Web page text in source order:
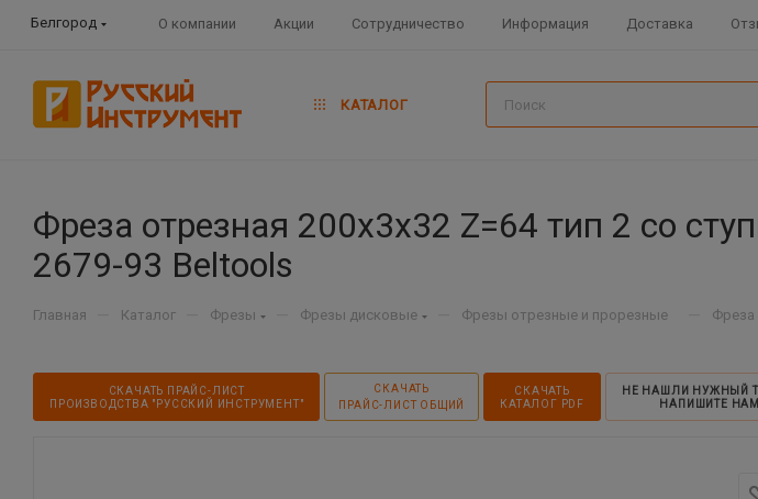
Белгород О компании Акции Сотрудничество Информация Доставка
КАТАЛОГ
Фреза отрезная 200х3х32 Z=64 тип 2 со
2679-93 Beltools
Главная Каталог Фрезы Фрезы дисковые Фрезы отрезные и прорезные Фреза
СКАЧАТЬ ПРАЙС-ЛИСТ
ПРОИЗВОДСТВА "РУССКИЙ ИНСТРУМЕНТ"
СКАЧАТЬ
ПРАЙС-ЛИСТ ОБЩИЙ
СКАЧАТЬ
КАТАЛОГ PDF
НЕ НАШЛИ НУЖНЫЙ
НАПИШИТЕ НАМ